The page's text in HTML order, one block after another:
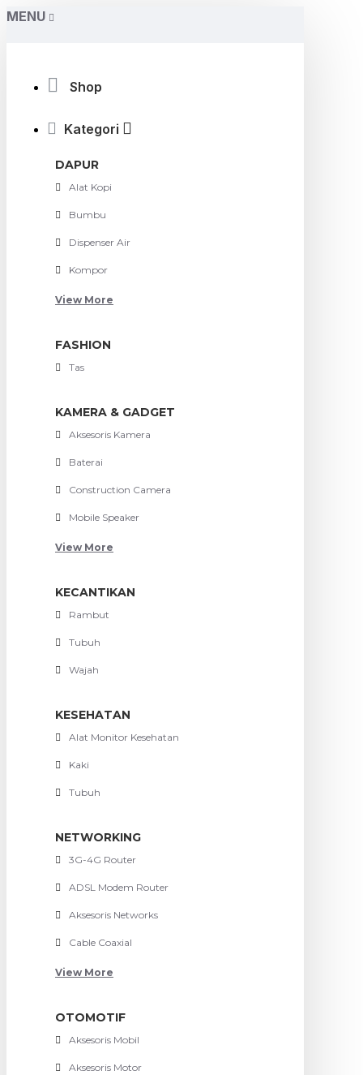
MENU
Shop
Kategori
DAPUR
Alat Kopi
Bumbu
Dispenser Air
Kompor
View More
FASHION
Tas
KAMERA & GADGET
Aksesoris Kamera
Baterai
Construction Camera
Mobile Speaker
View More
KECANTIKAN
Rambut
Tubuh
Wajah
KESEHATAN
Alat Monitor Kesehatan
Kaki
Tubuh
NETWORKING
3G-4G Router
ADSL Modem Router
Aksesoris Networks
Cable Coaxial
View More
OTOMOTIF
Aksesoris Mobil
Aksesoris Motor